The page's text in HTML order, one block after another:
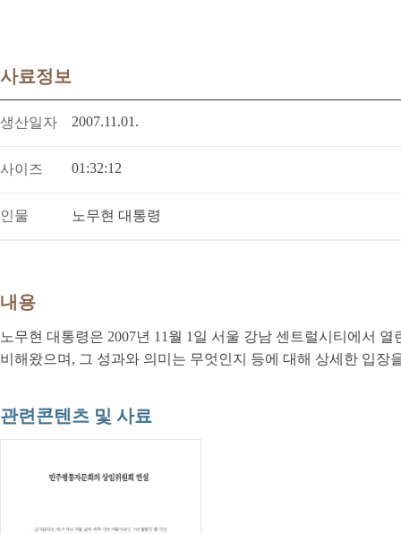
사료정보
생산일자 2007.11.01.
사이즈 01:32:12
인물 노무현 대통령
내용
노무현 대통령은 2007년 11월 1일 서울 강남 센트럴시티에서
비해왔으며, 그 성과와 의미는 무엇인지 등에 대해 상세한 입장
관련콘텐츠 및 사료